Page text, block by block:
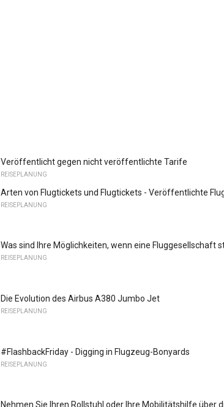
Veröffentlicht gegen nicht veröffentlichte Tarife
REISEPLANUNG
Arten von Flugtickets und Flugtickets - Veröffentlichte
REISEPLANUNG
Was sind Ihre Möglichkeiten, wenn eine Fluggesellschaft
REISEPLANUNG
Die Evolution des Airbus A380 Jumbo Jet
REISEPLANUNG
#FlashbackFriday - Digging in Flugzeug-Bonyards
REISEPLANUNG
Nehmen Sie Ihren Rollstuhl oder Ihre Mobilitätshilfe über